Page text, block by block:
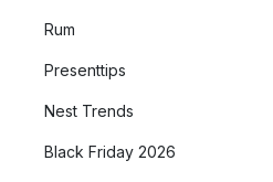
Rum
Presenttips
Nest Trends
Black Friday 2026